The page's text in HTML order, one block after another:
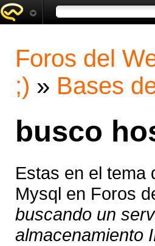
Foros del
;) » Bases
busco
Estas en el tema
Mysql en Foros
buscando un
almacenamiento